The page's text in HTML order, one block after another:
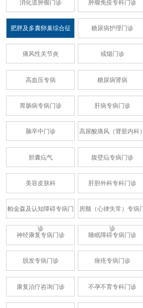
消化道肿瘤门诊 肿瘤免疫专科门诊
肥胖及多囊卵巢综合征 糖尿病护理门诊
痛风性关节炎 戒烟门诊
高血压专病 糖尿病肾病
胃肠病专病门诊 肝病专病门诊
脑卒中门诊 高尿酸痛风（肾脏内科）
胆囊疝气 腹壁疝专病门诊
美容皮肤科 肝胆外科专科门诊
帕金森及认知障碍专病门
诊
房颤（心律失常）专病
诊
神经康复专病门诊 睡眠障碍专病门诊
脱发专病门诊 痤疮专病门诊
康复治疗咨询门诊 不孕不育专科门诊